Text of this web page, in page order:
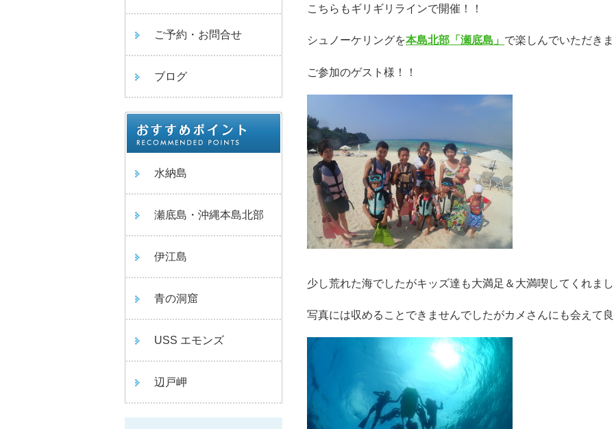
ご予約・お問合せ
ブログ
水納島
瀬底島・沖縄本島北部
伊江島
青の洞窟
USS エモンズ
辺戸岬
こちらもギリギリラインで開催！！
シュノーケリングを本島北部「瀬底島」 で楽しんでいただき
ご参加のゲスト様！！
少し荒れた海でしたがキッズ達も大満足＆大満喫してくれま
写真には収めることできませんでしたがカメさんにも会えて